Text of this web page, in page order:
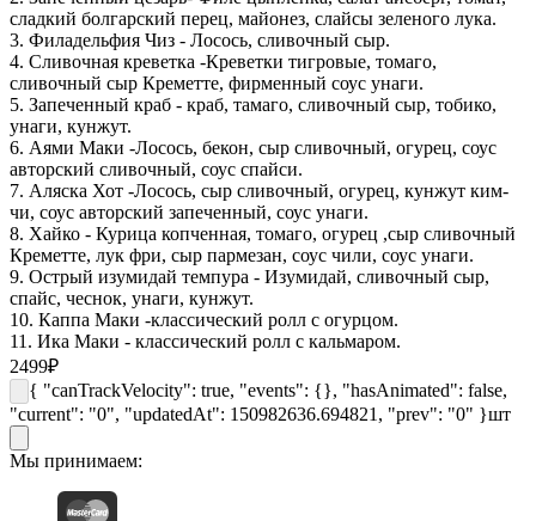
сладкий болгарский перец, майонез, слайсы зеленого лука.
3. Филадельфия Чиз - Лосось, сливочный сыр.
4. Сливочная креветка -Креветки тигровые, томаго,
сливочный сыр Креметте, фирменный соус унаги.
5. Запеченный краб - краб, тамаго, сливочный сыр, тобико,
унаги, кунжут.
6. Аями Маки -Лосось, бекон, сыр сливочный, огурец, соус
авторский сливочный, соус спайси.
7. Аляска Хот -Лосось, сыр сливочный, огурец, кунжут ким-
чи, соус авторский запеченный, соус унаги.
8. Хайко - Курица копченная, томаго, огурец ,сыр сливочный
Креметте, лук фри, сыр пармезан, соус чили, соус унаги.
9. Острый изумидай темпура - Изумидай, сливочный сыр,
спайс, чеснок, унаги, кунжут.
10. Каппа Маки -классический ролл с огурцом.
11. Ика Маки - классический ролл с кальмаром.
2499₽
{ "canTrackVelocity": true, "events": {}, "hasAnimated": false,
"current": "0", "updatedAt": 150982636.694821, "prev": "0" }шт
Мы принимаем: